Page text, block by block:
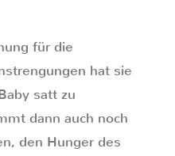
für die
hat sie
satt zu
dann auch noch
den Hunger des